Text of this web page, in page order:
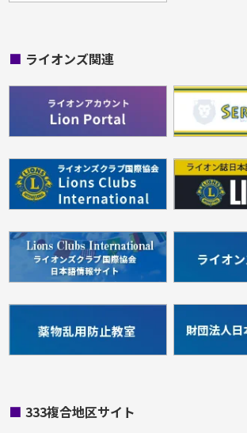
■ ライオンズ関連
■ 333複合地区サイト